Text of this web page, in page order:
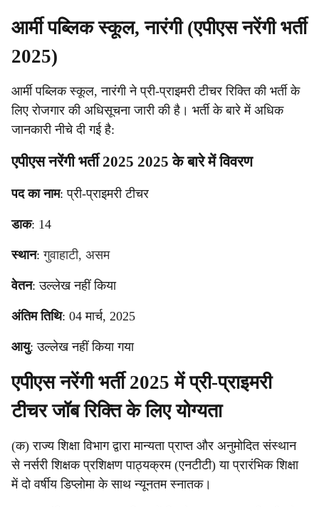
e
आर्मी पब्लिक स्कूल, नारंगी (एपीएस नरेंगी भर्ती
2025)
आर्मी पब्लिक स्कूल, नारंगी ने प्री-प्राइमरी टीचर रिक्ति की भर्ती के
लिए रोजगार की अधिसूचना जारी की है। भर्ती के बारे में अधिक
जानकारी नीचे दी गई है:
एपीएस नरेंगी भर्ती 2025 2025 के बारे में विवरण
पद का नाम: प्री-प्राइमरी टीचर
डाक: 14
स्थान:गुवाहाटी, असम
वेतन: उल्लेख नहीं किया
अंतिम तिथि: 04 मार्च, 2025
आयु: उल्लेख नहीं किया गया
एपीएस नरेंगी भर्ती 2025 में प्री-प्राइमरी
टीचर जॉब रिक्ति के लिए योग्यता
(क) राज्य शिक्षा विभाग द्वारा मान्यता प्राप्त और अनुमोदित संस्थान
से नर्सरी शिक्षक प्रशिक्षण पाठ्यक्रम (एनटीटी) या प्रारंभिक शिक्षा
में दो वर्षीय डिप्लोमा के साथ न्यूनतम स्नातक।